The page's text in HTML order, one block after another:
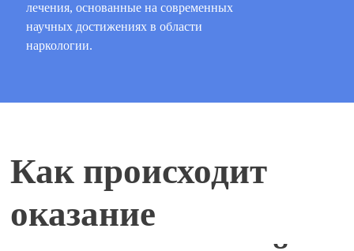
лечения, основанные на современных
научных достижениях в области
наркологии.
Как происходит
оказание